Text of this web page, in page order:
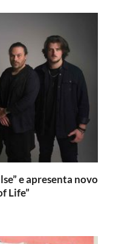
e apresenta novo
Life”